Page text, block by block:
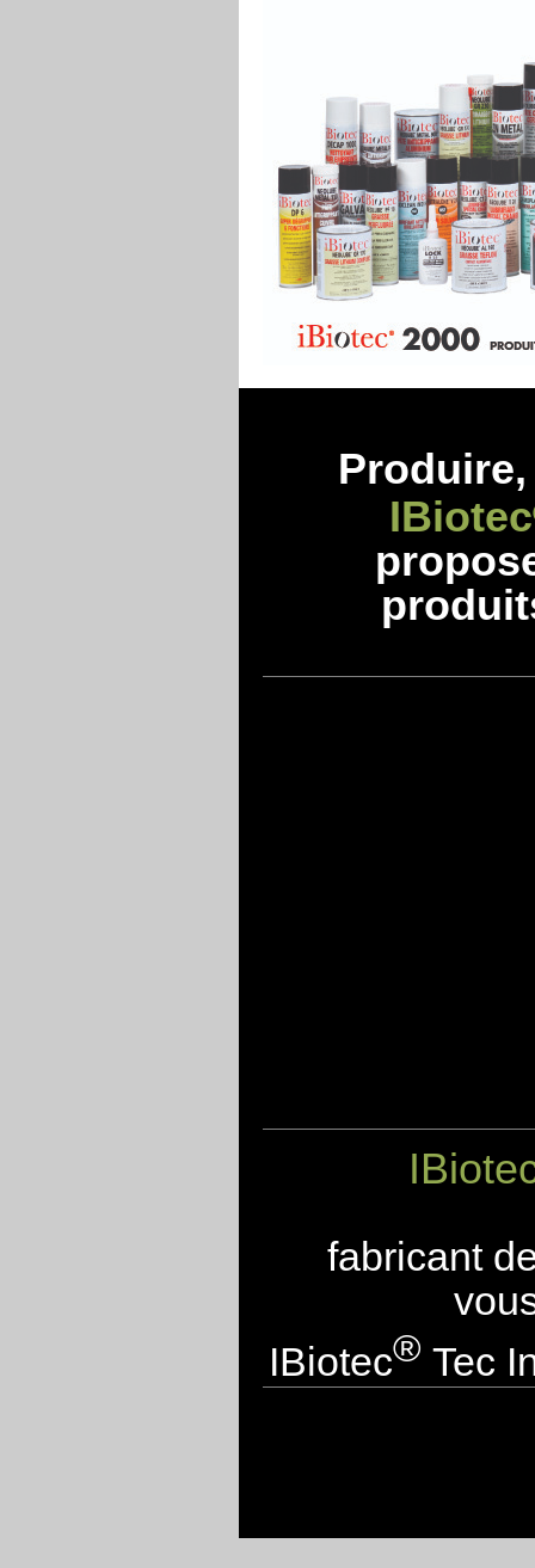
IBiotec
fabricant
IBiotec® Tec